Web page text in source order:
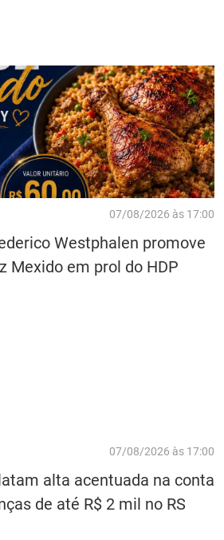
07/08/2026 às 17:00
Westphalen promove
Mexido em prol do HDP
07/08/2026 às 17:00
alta acentuada na conta
de até R$ 2 mil no RS